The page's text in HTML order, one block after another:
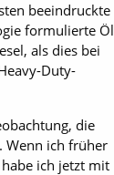
beeindruckte
formulierte Öl
als dies bei
Duty-
die
Wenn ich früher
ich jetzt mit